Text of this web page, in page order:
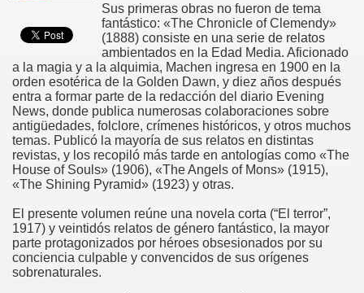
Sus primeras obras no fueron de tema
fantástico: «The Chronicle of Clemendy»
(1888) consiste en una serie de relatos
ambientados en la Edad Media. Aficionado
a la magia y a la alquimia, Machen ingresa en 1900 en la
orden esotérica de la Golden Dawn, y diez años después
entra a formar parte de la redacción del diario Evening
News, donde publica numerosas colaboraciones sobre
antigüedades, folclore, crímenes históricos, y otros muchos
temas. Publicó la mayoría de sus relatos en distintas
revistas, y los recopiló más tarde en antologías como «The
House of Souls» (1906), «The Angels of Mons» (1915),
«The Shining Pyramid» (1923) y otras.
El presente volumen reúne una novela corta (“El terror”,
1917) y veintidós relatos de género fantástico, la mayor
parte protagonizados por héroes obsesionados por su
conciencia culpable y convencidos de sus orígenes
sobrenaturales.